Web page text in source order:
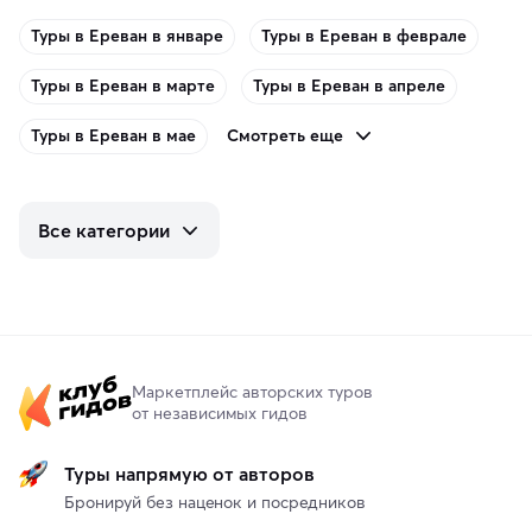
Туры в Ереван в январе Туры в Ереван в феврале
Туры в Ереван в марте Туры в Ереван в апреле
Туры в Ереван в мае Смотреть еще
Все категории
Маркетплейс авторских туров
от независимых гидов
Туры напрямую от авторов
Бронируй без наценок и посредников